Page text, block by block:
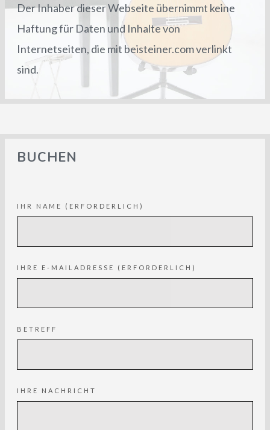
FOTOS
DATENSCHUTZERKLÄRUNG
Der Inhaber dieser Webseite übernimmt keine
Haftung für Daten und Inhalte von
Internetseiten, die mit beisteiner.com verlinkt
sind.
BUCHEN
IHR NAME (ERFORDERLICH)
IHRE E-MAILADRESSE (ERFORDERLICH)
BETREFF
IHRE NACHRICHT